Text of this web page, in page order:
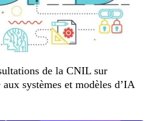
de la CNIL sur
systèmes et modèles d’IA